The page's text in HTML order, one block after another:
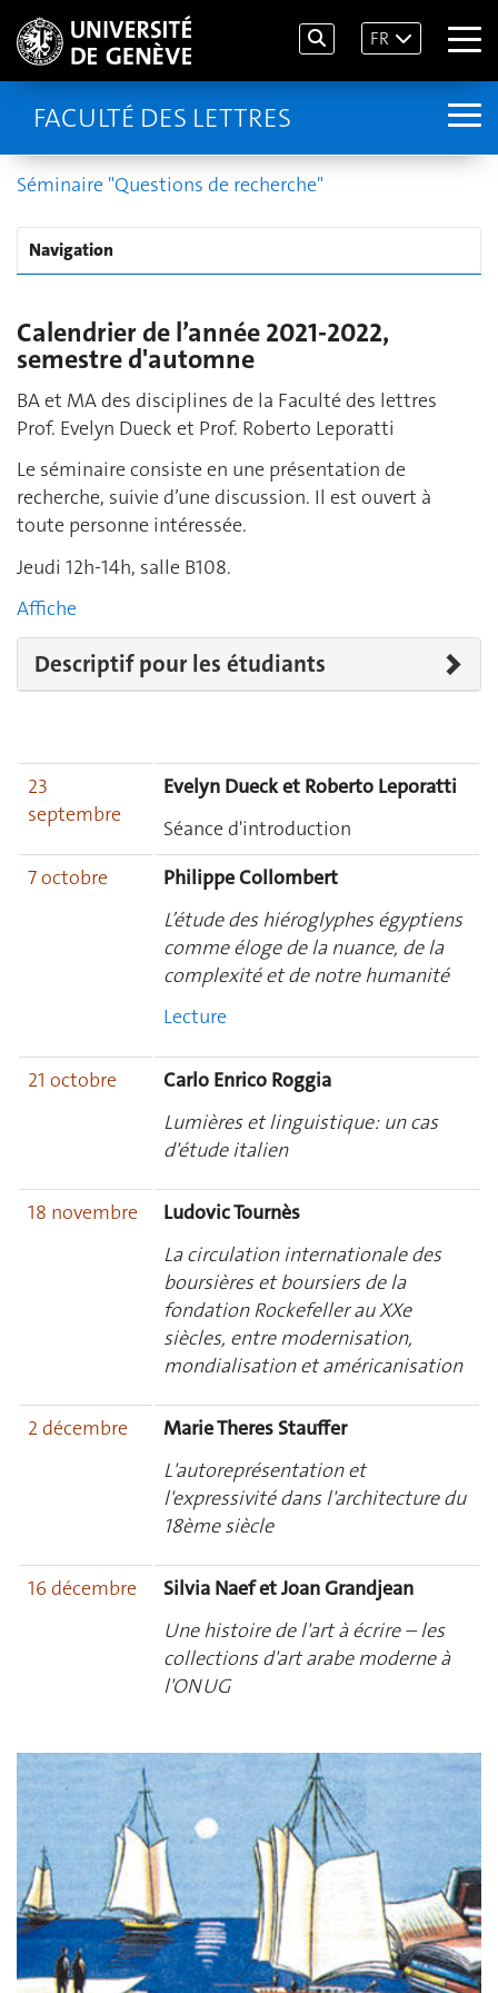
FR
FACULTÉ DES LETTRES
Séminaire "Questions de recherche"
Navigation
Calendrier de l’année 2021-2022,
semestre d'automne
BA et MA des disciplines de la Faculté des lettres
Prof. Evelyn Dueck et Prof. Roberto Leporatti
Le séminaire consiste en une présentation de
recherche, suivie d’une discussion. Il est ouvert à
toute personne intéressée.
Jeudi 12h-14h, salle B108.
Affiche
Descriptif pour les étudiants
23
septembre
Evelyn Dueck et Roberto Leporatti
Séance d'introduction
7 octobre
Philippe Collombert
L’étude des hiéroglyphes égyptiens
comme éloge de la nuance, de la
complexité et de notre humanité
Lecture
21 octobre
Carlo Enrico Roggia
Lumières et linguistique: un cas
d'étude italien
18 novembre
Ludovic Tournès
La circulation internationale des
boursières et boursiers de la
fondation Rockefeller au XXe
siècles, entre modernisation,
mondialisation et américanisation
2 décembre
Marie Theres Stauffer
L'autoreprésentation et
l'expressivité dans l'architecture du
18ème siècle
16 décembre
Silvia Naef et Joan Grandjean
Une histoire de l'art à écrire – les
collections d'art arabe moderne à
l'ONUG